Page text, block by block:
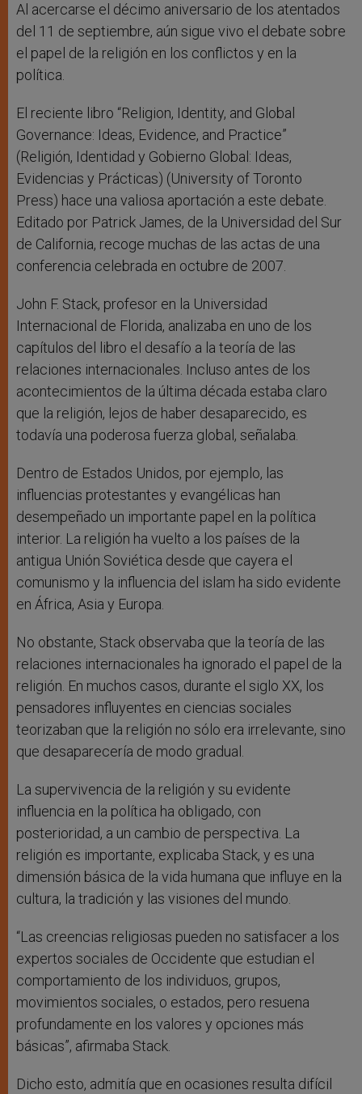
Al acercarse el décimo aniversario de los atentados
del 11 de septiembre, aún sigue vivo el debate sobre
el papel de la religión en los conflictos y en la
política.
El reciente libro “Religion, Identity, and Global
Governance: Ideas, Evidence, and Practice”
(Religión, Identidad y Gobierno Global: Ideas,
Evidencias y Prácticas) (University of Toronto
Press) hace una valiosa aportación a este debate.
Editado por Patrick James, de la Universidad del Sur
de California, recoge muchas de las actas de una
conferencia celebrada en octubre de 2007.
John F. Stack, profesor en la Universidad
Internacional de Florida, analizaba en uno de los
capítulos del libro el desafío a la teoría de las
relaciones internacionales. Incluso antes de los
acontecimientos de la última década estaba claro
que la religión, lejos de haber desaparecido, es
todavía una poderosa fuerza global, señalaba.
Dentro de Estados Unidos, por ejemplo, las
influencias protestantes y evangélicas han
desempeñado un importante papel en la política
interior. La religión ha vuelto a los países de la
antigua Unión Soviética desde que cayera el
comunismo y la influencia del islam ha sido evidente
en África, Asia y Europa.
No obstante, Stack observaba que la teoría de las
relaciones internacionales ha ignorado el papel de la
religión. En muchos casos, durante el siglo XX, los
pensadores influyentes en ciencias sociales
teorizaban que la religión no sólo era irrelevante, sino
que desaparecería de modo gradual.
La supervivencia de la religión y su evidente
influencia en la política ha obligado, con
posterioridad, a un cambio de perspectiva. La
religión es importante, explicaba Stack, y es una
dimensión básica de la vida humana que influye en la
cultura, la tradición y las visiones del mundo.
“Las creencias religiosas pueden no satisfacer a los
expertos sociales de Occidente que estudian el
comportamiento de los individuos, grupos,
movimientos sociales, o estados, pero resuena
profundamente en los valores y opciones más
básicas”, afirmaba Stack.
Dicho esto, admitía que en ocasiones resulta difícil